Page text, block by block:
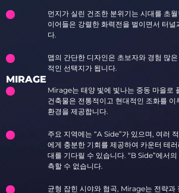
먼지가 실린 건조한 분위기는 시대를 초
이어들은 강렬한 화력전을 벌이면서 터
다.
맵의 간단한 디자인은 초보자와 경험 많
적인 선택지가 됩니다.
MIRAGE
Mirage는 태양 빛에 빛나는 중동 마을로
건축물은 전통적이고 현대적인 조화를
환경을 제공합니다.
주요 지역에는 “A Side”가 있으며, 여러
에게 충분한 기회를 제공하여 카운터 테
대를 기다릴 수 있습니다. “B Side”에서
측할 수 없습니다.
균형 잡힌 시야와 협곡, Mirage는 전략과